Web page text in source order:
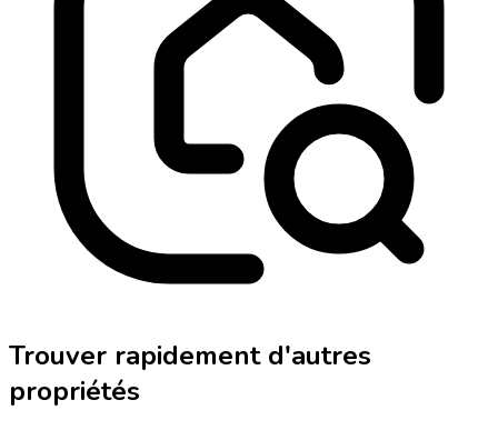
Trouver rapidement d'autres
propriétés